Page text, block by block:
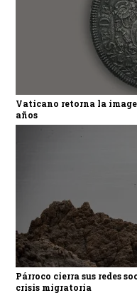
Vaticano retorna la
años
Párroco cierra sus redes
crisis migratoria